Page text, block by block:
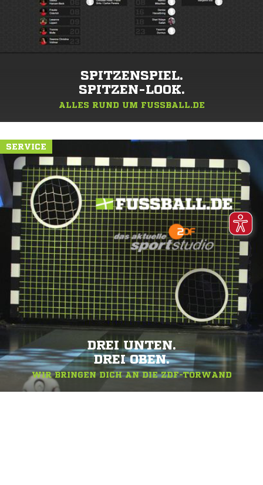
SPITZENSPIEL.
SPITZEN-LOOK.
ALLES RUND UM FUSSBALL.DE
SERVICE
DREI UNTEN.
DREI OBEN.
WIR BRINGEN DICH AN DIE ZDF-TORWAND